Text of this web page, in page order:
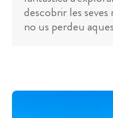
descobrir les
no us perdeu